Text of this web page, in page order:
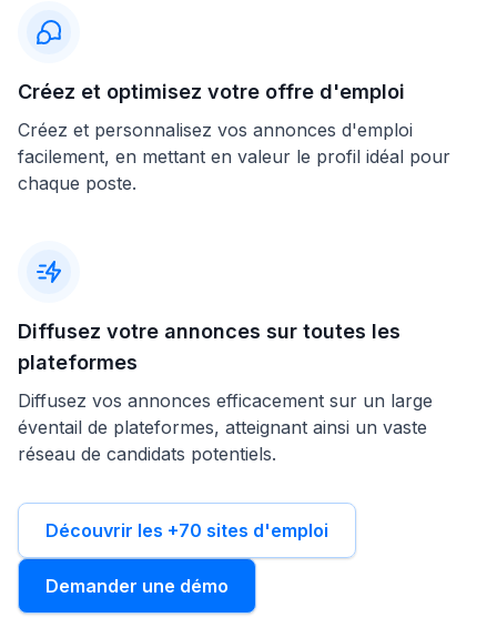
Créez et optimisez votre offre d'emploi
Créez et personnalisez vos annonces d'emploi
facilement, en mettant en valeur le profil idéal pour
chaque poste.
Diffusez votre annonces sur toutes les
plateformes
Diffusez vos annonces efficacement sur un large
éventail de plateformes, atteignant ainsi un vaste
réseau de candidats potentiels.
Demander une démo
Découvrir les +70 sites d'emploi